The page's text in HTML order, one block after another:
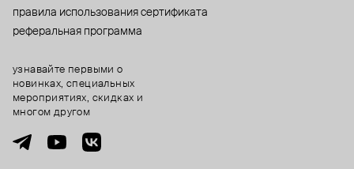
правила использования сертификата
реферальная программа
узнавайте первыми о
новинках, специальных
мероприятиях, скидках и
многом другом